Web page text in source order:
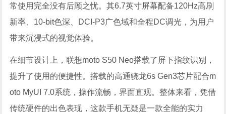
常使用完全没有后顾之忧。其6.7英寸屏幕配备120Hz高刷
新率、10-bit色深、DCI-P3广色域和全程DC调光，为用户
带来沉浸式的视觉体验。
在细节设计上，联想moto S50 Neo搭载了屏下指纹识别，
提升了使用的便捷性。搭载的高通骁龙6s Gen3芯片配合m
oto MyUI 7.0系统，操作流畅，界面直观。整体来看，凭借
传统硬件的出色表现，这款手机无疑是一款全能的实力